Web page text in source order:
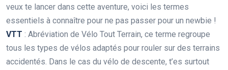
veux te lancer dans cette aventure, voici les termes
essentiels à connaître pour ne pas passer pour un newbie !
VTT : Abréviation de Vélo Tout Terrain, ce terme regroupe
tous les types de vélos adaptés pour rouler sur des terrains
accidentés. Dans le cas du vélo de descente, t’es surtout